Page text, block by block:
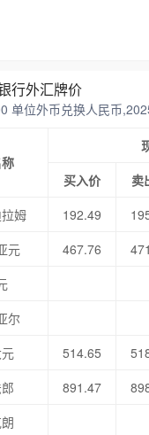
行外汇牌价
单位外币兑换人民币
买入价
卖
姆
192.49
元
467.76
尔
514.65
891.47